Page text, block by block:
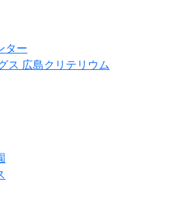
ター
ス 広島クリテリウム